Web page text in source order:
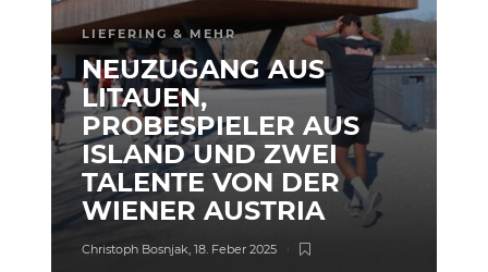
LIEFERING & MEHR
NEUZUGANG AUS
LITAUEN,
PROBESPIELER AUS
ISLAND UND ZWEI
TALENTE VON DER
WIENER AUSTRIA
Christoph Bosnjak, 18. Feber 2025